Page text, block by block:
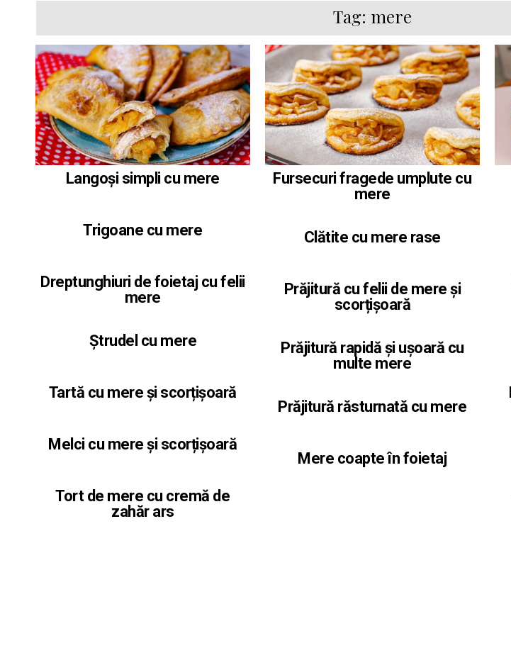
Tag: mere
Langoși simpli cu mere
Fursecuri fragede umplute cu
mere
Trigoane cu mere Clătite cu mere rase
Dreptunghiuri de foietaj cu felii
mere
Prăjitură cu felii de mere și
scorțișoară
Ștrudel cu mere
Prăjitură rapidă și ușoară cu
multe mere
Tartă cu mere și scorțișoară
Prăjitură răsturnată cu mere
Melci cu mere și scorțișoară
Mere coapte în foietaj
Tort de mere cu cremă de
zahăr ars